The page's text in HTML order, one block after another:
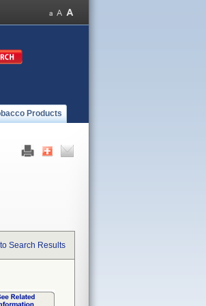
Products
Search Results